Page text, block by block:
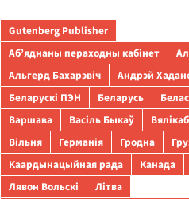
Gutenberg Publisher
Аб’яднаны пераходны кабінет
Альгерд Бахарэвіч
Андрэй
Беларускі ПЭН
Беларусь
Варшава
Васіль Быкаў
Вільня
Германія Гродна
Каардынацыйная рада
Канада
Лявон Вольскі
Літва